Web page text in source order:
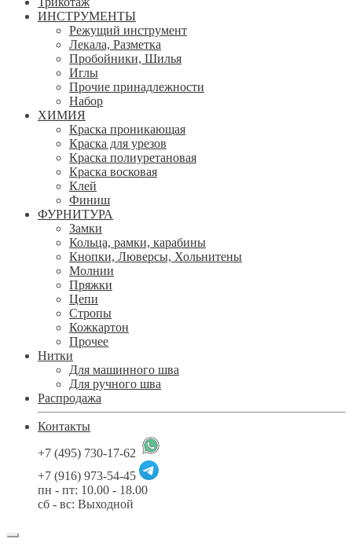
ИНСТРУМЕНТЫ
Режущий инструмент
Лекала, Разметка
Пробойники, Шилья
Иглы
Прочие принадлежности
Набор
ХИМИЯ
Краска проникающая
Краска для урезов
Краска полиуретановая
Краска восковая
Клей
Финиш
ФУРНИТУРА
Замки
Кольца, рамки, карабины
Кнопки, Люверсы, Хольнитены
Молнии
Пряжки
Цепи
Стропы
Кожкартон
Прочее
Нитки
Для машинного шва
Для ручного шва
Распродажа
Контакты
+7 (495) 730-17-62
+7 (916) 973-54-45
пн - пт: 10.00 - 18.00
сб - вс: Выходной